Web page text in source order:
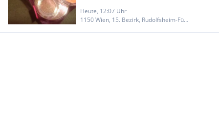
Heute, 12:07 Uhr
1150 Wien, 15. Bezirk, Rudolfsheim-Fünfhaus